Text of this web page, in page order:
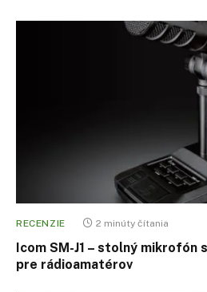
RECENZIE 2 minúty čítania
Icom SM-J1 – stolný mikrofón
pre rádioamatérov